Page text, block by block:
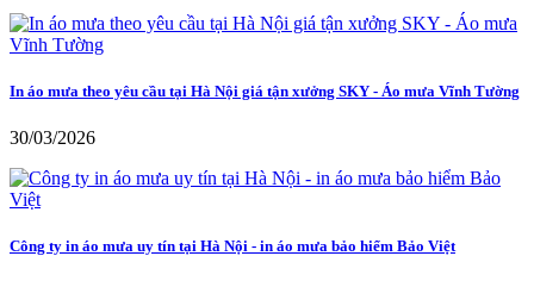
In áo mưa theo yêu cầu tại Hà Nội giá tận xưởng SKY - Áo mưa Vĩnh Tường
30/03/2026
Công ty in áo mưa uy tín tại Hà Nội - in áo mưa bảo hiểm Bảo Việt